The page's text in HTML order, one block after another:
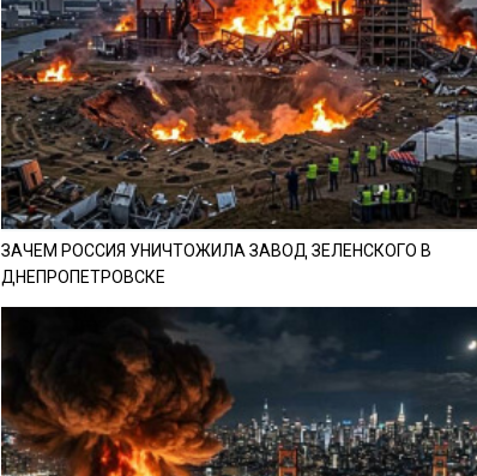
ЗАЧЕМ РОССИЯ УНИЧТОЖИЛА ЗАВОД ЗЕЛЕНСКОГО В
ДНЕПРОПЕТРОВСКЕ